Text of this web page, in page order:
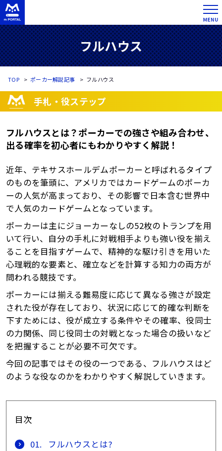
フルハウス
TOP ポーカー解説記事 フルハウス
手札・役ステップ
フルハウスとは？ポーカーでの強さや組み合わせ、
出る確率を初心者にもわかりやすく解説！
近年、テキサスホールデムポーカーと呼ばれるタイプ
のものを筆頭に、アメリカではカードゲームのポーカ
ーの人気が高まっており、その影響で日本含む世界中
で人気のカードゲームとなっています。
ポーカーは主にジョーカーなしの52枚のトランプを用
いて行い、自分の手札に対戦相手よりも強い役を揃え
ることを目指すゲームで、精神的な駆け引きを用いた
心理戦的な要素と、確立などを計算する知力の両方が
問われる競技です。
ポーカーには揃える難易度に応じて異なる強さが設定
された役が存在しており、状況に応じて的確な判断を
下すためには、役が成立する条件やその確率、役同士
の力関係、同じ役同士の対戦となった場合の扱いなど
を把握することが必要不可欠です。
今回の記事ではその役の一つである、フルハウスはど
のような役なのかをわかりやすく解説していきます。
目次
01.
フルハウスとは?